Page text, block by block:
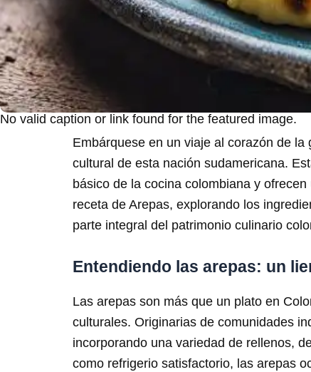
No valid caption or link found for the featured image.
Embárquese en un viaje al corazón de
cultural de esta nación sudamericana.
básico de la cocina colombiana y
receta de Arepas, explorando los
parte integral del patrimonio culinario
Entendiendo las arepas: un
Las arepas son más que un plato en
culturales. Originarias de comunidades
incorporando una variedad de rellenos,
como refrigerio satisfactorio, las arepas